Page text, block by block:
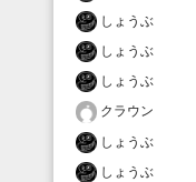
しょうぶ
しょうぶ
しょうぶ
クラウン
しょうぶ
しょうぶ